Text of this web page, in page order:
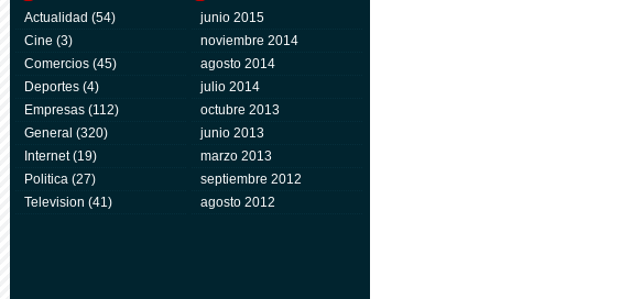
Actualidad (54)
Cine (3)
Comercios (45)
Deportes (4)
Empresas (112)
General (320)
Internet(19)
Politica (27)
Television (41)
junio 2015
noviembre 2014
agosto 2014
julio 2014
octubre 2013
junio 2013
marzo 2013
septiembre 2012
agosto 2012